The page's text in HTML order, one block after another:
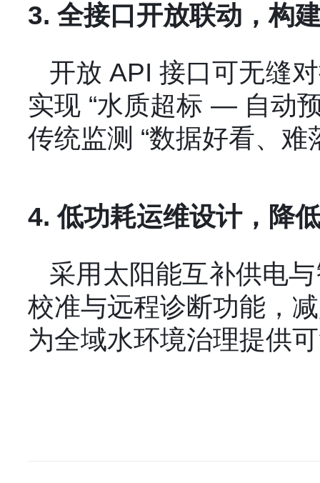
3. 全接口开放联动，构
开放 API 接口可无缝
实现 “水质超标 — 自动
传统监测 “数据好看、难
4. 低功耗运维设计，降
采用太阳能互补供电
校准与远程诊断功能，
为全域水环境治理提供